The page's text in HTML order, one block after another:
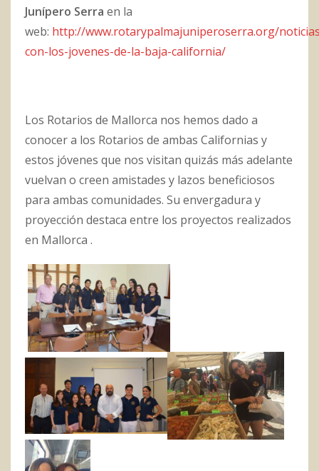
Junípero Serra en la
web: http://www.rotarypalmajuniperoserra.org/
con-los-jovenes-de-la-baja-california/
Los Rotarios de Mallorca nos hemos dado a
conocer a los Rotarios de ambas Californias y
estos jóvenes que nos visitan quizás más adelante
vuelvan o creen amistades y lazos beneficiosos
para ambas comunidades. Su envergadura y
proyección destaca entre los proyectos realizados
en Mallorca .